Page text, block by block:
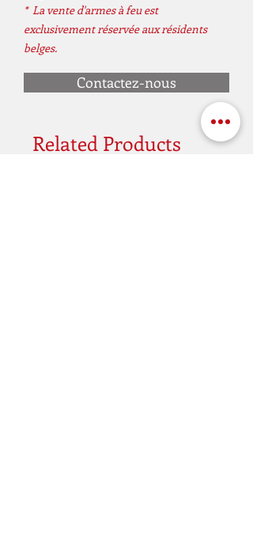
* La vente d'armes à feu est
exclusivement réservée aux résidents
belges.
Contactez-nous
Related Products